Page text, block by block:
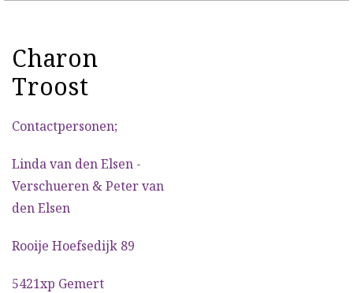
Charon
Troost
Contactpersonen;
Linda van den Elsen -
Verschueren & Peter van
den Elsen
Rooije Hoefsedijk 89
5421xp Gemert